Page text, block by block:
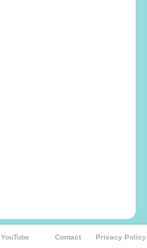
YouTube Contact Privacy Policy